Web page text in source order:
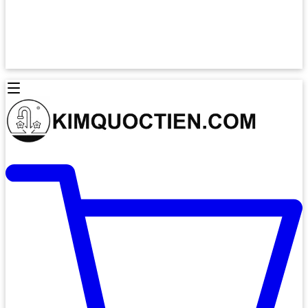
Lò Nướng Hafele
Máy Hút Khử Mùi Classic
Máy Rửa Chén Bát
Máy Rửa Chén Âm Toàn Phần
Máy Rửa Chén Bát 12 Bộ
Máy Rửa Chén Bát Bán Âm
Thiết Bị Vệ Sinh TOTO
Thiết Bị Vệ Sinh American Standard
Thiết Bị Vệ Sinh VIGLACERA
Thiết Bị Vệ Sinh THIÊN THANH
Thiết Bị Bếp